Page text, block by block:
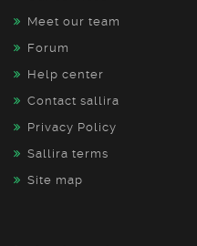
Meet our team
Forum
Help center
Contact sallira
Privacy Policy
Sallira terms
Site map